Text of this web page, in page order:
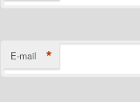
E-mail *